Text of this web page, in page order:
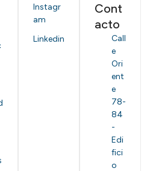
Instagr
am
Linkedin
Cont
acto
Call
e
Ori
ent
e
78-
84
-
Edi
fici
o